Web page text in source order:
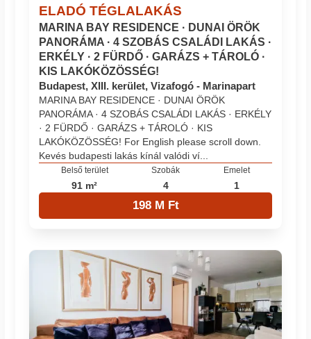
ELADÓ TÉGLALAKÁS
MARINA BAY RESIDENCE · DUNAI ÖRÖK
PANORÁMA · 4 SZOBÁS CSALÁDI LAKÁS ·
ERKÉLY · 2 FÜRDŐ · GARÁZS + TÁROLÓ ·
KIS LAKÓKÖZÖSSÉG!
Budapest, XIII. kerület, Vizafogó - Marinapart
MARINA BAY RESIDENCE · DUNAI ÖRÖK
PANORÁMA · 4 SZOBÁS CSALÁDI LAKÁS · ERKÉLY
· 2 FÜRDŐ · GARÁZS + TÁROLÓ · KIS
LAKÓKÖZÖSSÉG! For English please scroll down.
Kevés budapesti lakás kínál valódi ví...
Belső terület
91 m²
Szobák
4
Emelet
1
198 M Ft